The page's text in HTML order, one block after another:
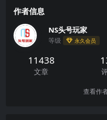
作者信息
NS头号玩家
等级 永久会员
11438
文章
查看作